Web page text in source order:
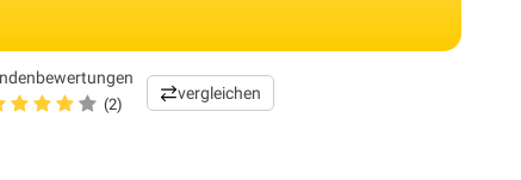
(2)
vergleichen